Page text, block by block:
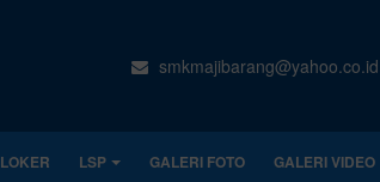
smkmajibarang@yahoo.co.id
LOKER LSP GALERI FOTO GALERI VIDEO